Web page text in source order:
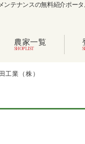
ンテナンスの無料紹介ポー
農家一覧
工業（株）